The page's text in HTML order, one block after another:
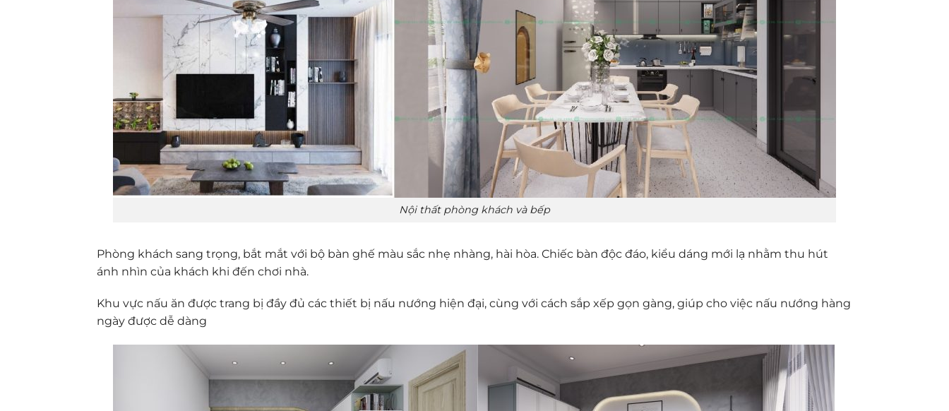
Nội thất phòng khách và bếp
Phòng khách sang trọng, bắt mắt với bộ bàn ghế màu sắc nhẹ nhàng, hài hòa. Chiếc bàn độc đáo, kiểu dáng mới lạ nhằm thu hút
ánh nhìn của khách khi đến chơi nhà.
Khu vực nấu ăn được trang bị đầy đủ các thiết bị nấu nướng hiện đại, cùng với cách sắp xếp gọn gàng, giúp cho việc nấu nướng hàng
ngày được dễ dàng